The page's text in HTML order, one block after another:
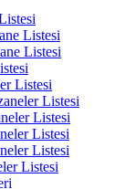
Listesi
Listesi
Listesi
Listesi
Listesi
Listesi
Listesi
Listesi